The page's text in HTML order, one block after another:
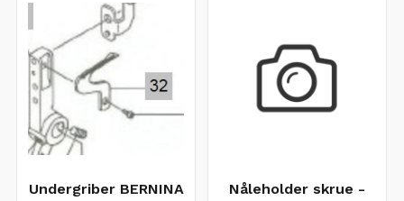
Undergriber BERNINA
Nåleholder skrue -